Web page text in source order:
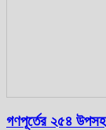
গণপূর্তের ২৫৪